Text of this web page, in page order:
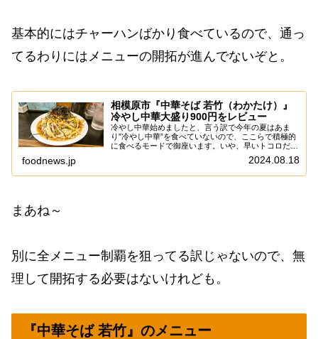
基本的にはチャーハンばかり食べているので、通っ
てるわりにはメニューの開拓が進んでないぞと。
相模原市『中華そば 若竹（わかたけ）』
冷やし中華大盛り900円をレビュー
冷やし中華始めましたと、言う訳で今年の夏はあま
り”冷やし中華”を食べていないので、ここらで積極的
に食べるモードで御座います。いや、早いトコロだと
8月一杯で終わっちゃう店もあるし、やはりモチベー
ション的にも8月が一番盛り上がるかな～って。う
foodnews.jp 2024.08.18
まあね～
別に全メニュー制覇を狙ってる訳じゃないので、無
理して開拓する必要はないけれども。
『中華そば 若竹』のメニュー